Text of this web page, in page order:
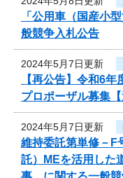
「公用車（国産小
般競争入札公告
2024年5月7日更新
【再公告】令和6
プロポーザル募集【
2024年5月7日更新
維持委託第単修－
託）MEを活用した